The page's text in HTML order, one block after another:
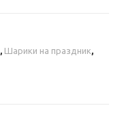
, Шарики на праздник,